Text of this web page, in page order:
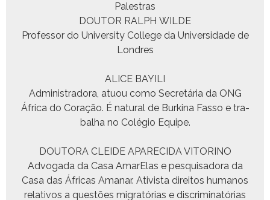
Palestras
DOUTOR RALPH WILDE
Pro­fes­sor do Uni­ver­si­ty Col­lege da Uni­ver­si­dade de
Londres
ALICE BAYILI
Admin­istrado­ra, atu­ou como Secretária da ONG
África do Coração. É nat­ur­al de Burk­i­na Fas­so e tra­
bal­ha no Colé­gio Equipe.
DOUTORA CLEIDE APARECIDA VITORINO
Advo­ga­da da Casa AmarE­las e pesquisado­ra da
Casa das Áfric­as Ama­nar. Ativista dire­itos humanos
rel­a­tivos a questões migratórias e dis­crim­i­natórias